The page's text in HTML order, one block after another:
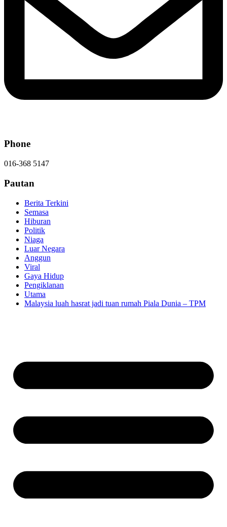
Phone
016-368 5147
Pautan
Berita Terkini
Semasa
Hiburan
Politik
Niaga
Luar Negara
Anggun
Viral
Gaya Hidup
Pengiklanan
Utama
Malaysia luah hasrat jadi tuan rumah Piala Dunia – TPM